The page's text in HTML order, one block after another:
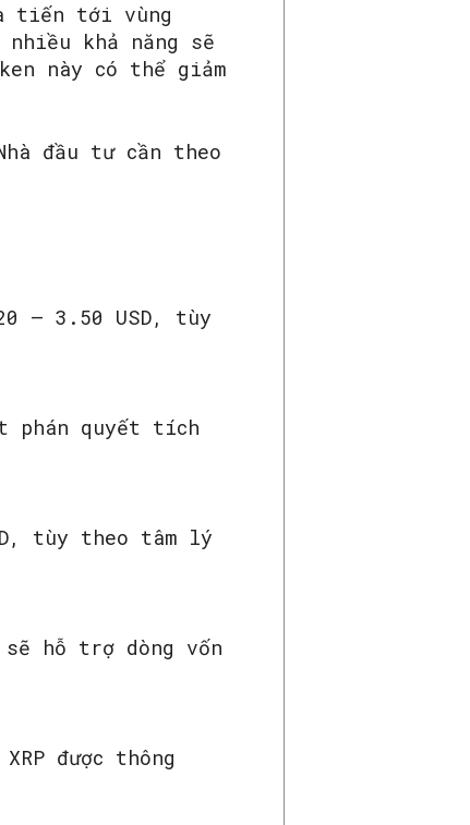
tiến tới vùng
khả năng sẽ
này có thể giảm
đầu tư cần theo
– 3.50 USD, tùy
phán quyết tích
tùy theo tâm lý
hỗ trợ dòng vốn
được thông